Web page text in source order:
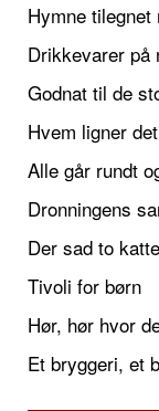
Hymne
Drikkevarer på
Godnat til de
Hvem ligner
Alle går rundt
Dronningens
Der sad to
Tivoli for børn
Hør, hør hvor
Et bryggeri, et